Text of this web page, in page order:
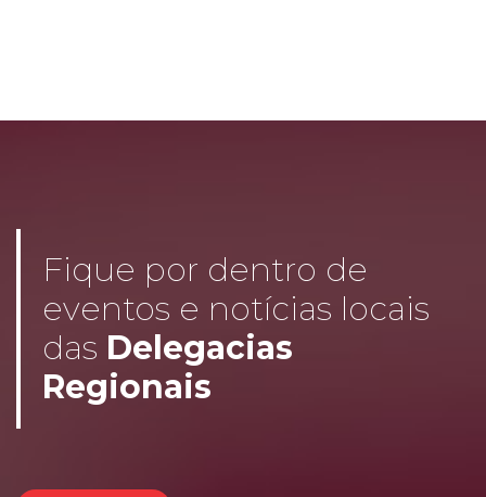
Fique por dentro de
eventos e notícias locais
das Delegacias
Regionais